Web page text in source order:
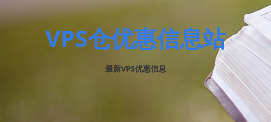
VPS仓优惠信息站
最新VPS优惠信息